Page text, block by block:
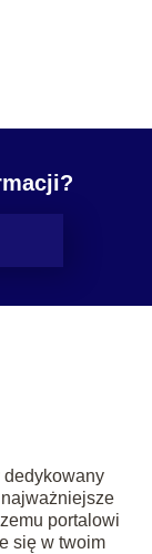
dedykowany
portalowi
się w twoim